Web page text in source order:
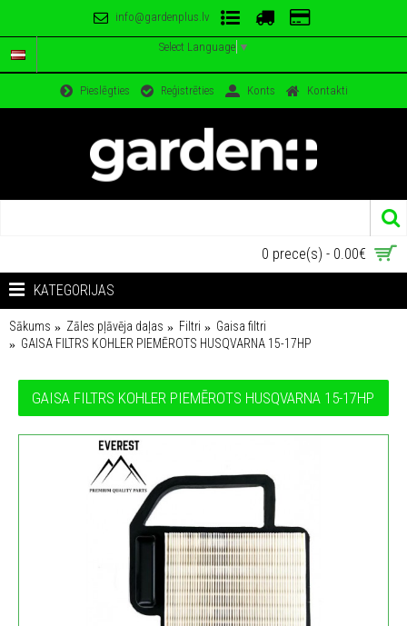
info@gardenplus.lv
Select Language ▼
Pieslēgties Reģistrēties Konts Kontakti
0 prece(s) - 0.00€
KATEGORIJAS
Sākums Zāles pļāvēja daļas Filtri
Gaisa filtri
GAISA FILTRS KOHLER PIEMĒROTS HUSQVARNA 15-17HP
GAISA FILTRS KOHLER PIEMĒROTS HUSQVARNA 15-17HP